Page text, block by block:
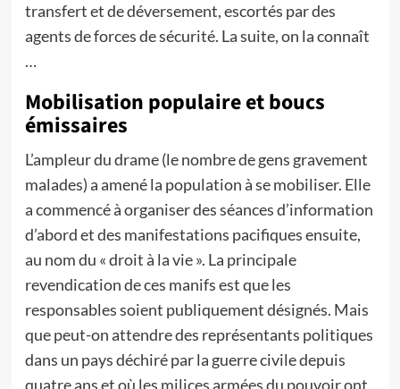
transfert et de déversement, escortés par des
agents de forces de sécurité. La suite, on la connaît
…
Mobilisation populaire et boucs
émissaires
L’ampleur du drame (le nombre de gens gravement
malades) a amené la population à se mobiliser. Elle
a commencé à organiser des séances d’information
d’abord et des manifestations pacifiques ensuite,
au nom du « droit à la vie ». La principale
revendication de ces manifs est que les
responsables soient publiquement désignés. Mais
que peut-on attendre des représentants politiques
dans un pays déchiré par la guerre civile depuis
quatre ans et où les milices armées du pouvoir ont